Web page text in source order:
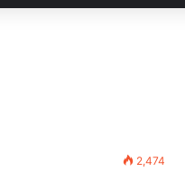
2,474